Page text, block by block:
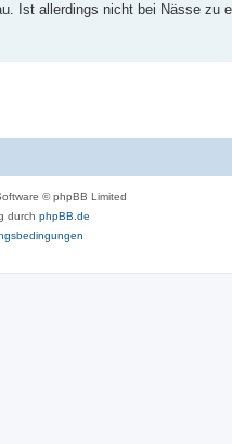
Ist allerdings nicht bei Nässe zu
© phpBB Limited
durch phpBB.de